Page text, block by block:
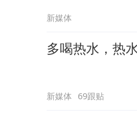
新媒体
多喝热水，热
新媒体 69跟贴